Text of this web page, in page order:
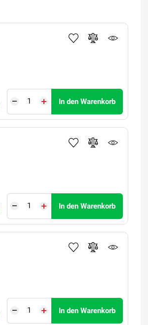
In den Warenkorb
In den Warenkorb
In den Warenkorb